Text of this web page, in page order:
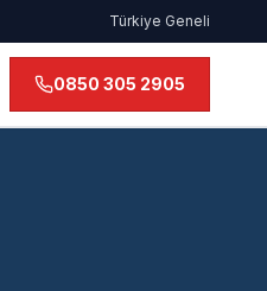
Türkiye Geneli
0850 305 2905